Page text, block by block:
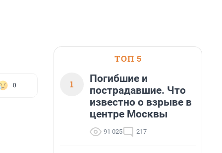
0
ТОП 5
1
Погибшие и
пострадавшие. Что
известно о взрыве в
центре Москвы
91 025 217